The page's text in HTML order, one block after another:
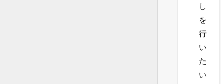
し
を
行
い
た
い